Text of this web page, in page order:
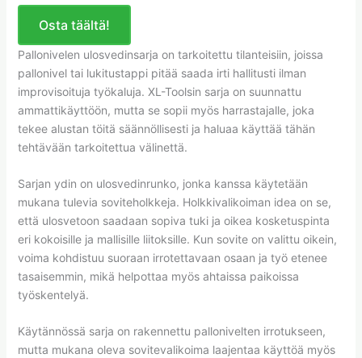
Osta täältä!
Pallonivelen ulosvedinsarja on tarkoitettu tilanteisiin, joissa
pallonivel tai lukitustappi pitää saada irti hallitusti ilman
improvisoituja työkaluja. XL-Toolsin sarja on suunnattu
ammattikäyttöön, mutta se sopii myös harrastajalle, joka
tekee alustan töitä säännöllisesti ja haluaa käyttää tähän
tehtävään tarkoitettua välinettä.
Sarjan ydin on ulosvedinrunko, jonka kanssa käytetään
mukana tulevia soviteholkkeja. Holkkivalikoiman idea on se,
että ulosvetoon saadaan sopiva tuki ja oikea kosketuspinta
eri kokoisille ja mallisille liitoksille. Kun sovite on valittu oikein,
voima kohdistuu suoraan irrotettavaan osaan ja työ etenee
tasaisemmin, mikä helpottaa myös ahtaissa paikoissa
työskentelyä.
Käytännössä sarja on rakennettu pallonivelten irrotukseen,
mutta mukana oleva sovitevalikoima laajentaa käyttöä myös